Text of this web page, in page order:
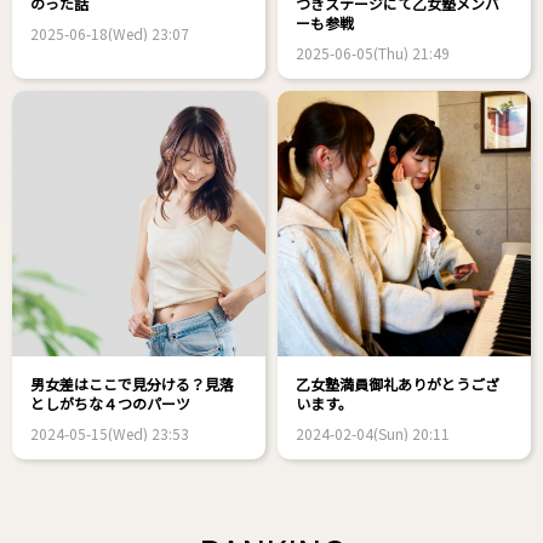
2025-06-18(Wed) 23:07
ーも参戦
2025-06-05(Thu) 21:49
男女差はここで見分ける？見落
としがちな４つのパーツ
2024-05-15(Wed) 23:53
乙女塾満員御礼ありがとうござ
います。
2024-02-04(Sun) 20:11